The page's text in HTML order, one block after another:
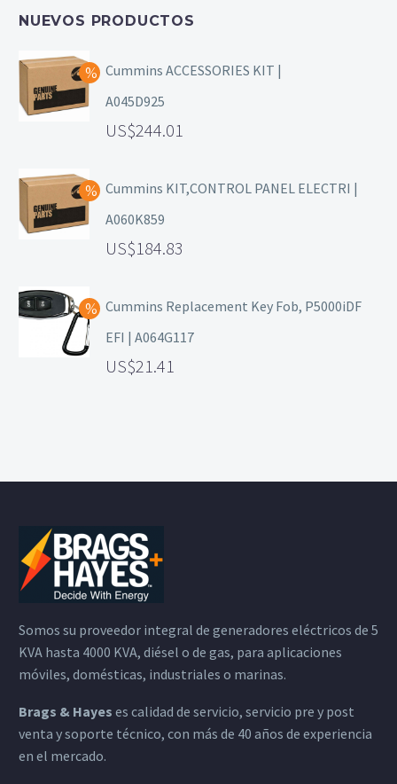
NUEVOS PRODUCTOS
Cummins ACCESSORIES KIT |
A045D925
244.01
Cummins KIT,CONTROL PANEL ELECTRI |
A060K859
184.83
Cummins Replacement Key Fob, P5000iDF
EFI | A064G117
21.41
Somos su proveedor integral de generadores eléctricos de 5
KVA hasta 4000 KVA, diésel o de gas, para aplicaciones
móviles, domésticas, industriales o marinas.
Brags & Hayes es calidad de servicio, servicio pre y post
venta y soporte técnico, con más de 40 años de experiencia
en el mercado.